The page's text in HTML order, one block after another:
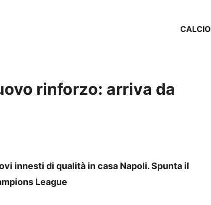
CALCIO
rinforzo: arriva da
innesti di qualità in casa Napoli. Spunta il
League